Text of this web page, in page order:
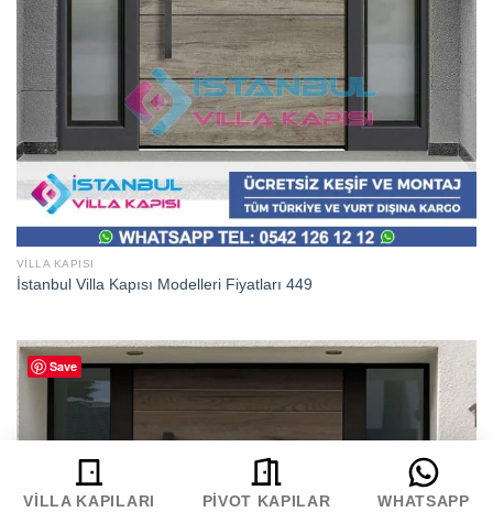
VILLA KAPISI
İstanbul Villa Kapısı Modelleri Fiyatları 449
Save
VILLA KAPILARI PIVOT KAPILAR WHATSAPP